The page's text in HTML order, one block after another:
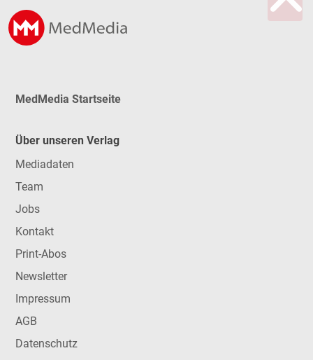
MedMedia Startseite
Über unseren Verlag
Mediadaten
Team
Jobs
Kontakt
Print-Abos
Newsletter
Impressum
AGB
Datenschutz